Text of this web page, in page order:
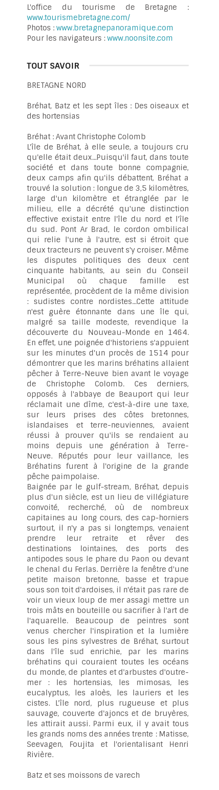
L'office du tourisme de Bretagne :
www.tourismebretagne.com/
Photos : www.bretagnepanoramique.com
Pour les navigateurs : www.noonsite.com
TOUT SAVOIR
BRETAGNE NORD
Bréhat, Batz et les sept îles : Des oiseaux et
des hortensias
Bréhat : Avant Christophe Colomb
L'île de Bréhat, à elle seule, a toujours cru
qu'elle était deux...Puisqu'il faut, dans toute
société et dans toute bonne compagnie,
deux camps afin qu'ils débattent, Bréhat a
trouvé la solution : longue de 3,5 kilomètres,
large d'un kilomètre et étranglée par le
milieu, elle a décrété qu'une distinction
effective existait entre l'île du nord et l'île
du sud. Pont Ar Brad, le cordon ombilical
qui relie l'une à l'autre, est si étroit que
deux tracteurs ne peuvent s'y croiser. Même
les disputes politiques des deux cent
cinquante habitants, au sein du Conseil
Municipal où chaque famille est
représentée, procèdent de la même division
: sudistes contre nordistes...Cette attitude
n'est guère étonnante dans une île qui,
malgré sa taille modeste, revendique la
découverte du Nouveau-Monde en 1464.
En effet, une poignée d'historiens s'appuient
sur les minutes d'un procès de 1514 pour
démontrer que les marins bréhatins allaient
pêcher à Terre-Neuve bien avant le voyage
de Christophe Colomb. Ces derniers,
opposés à l'abbaye de Beauport qui leur
réclamait une dîme, c'est-à-dire une taxe,
sur leurs prises des côtes bretonnes,
islandaises et terre-neuviennes, avaient
réussi à prouver qu'ils se rendaient au
moins depuis une génération à Terre-
Neuve. Réputés pour leur vaillance, les
Bréhatins furent à l'origine de la grande
pêche paimpolaise.
Baignée par le gulf-stream, Bréhat, depuis
plus d'un siècle, est un lieu de villégiature
convoité, recherché, où de nombreux
capitaines au long cours, des cap-horniers
surtout, il n'y a pas si longtemps, venaient
prendre leur retraite et rêver des
destinations lointaines, des ports des
antipodes sous le phare du Paon ou devant
le chenal du Ferlas. Derrière la fenêtre d'une
petite maison bretonne, basse et trapue
sous son toit d'ardoises, il n'était pas rare de
voir un vieux loup de mer assagi mettre un
trois mâts en bouteille ou sacrifier à l'art de
l'aquarelle. Beaucoup de peintres sont
venus chercher l'inspiration et la lumière
sous les pins sylvestres de Bréhat, surtout
dans l'île sud enrichie, par les marins
bréhatins qui couraient toutes les océans
du monde, de plantes et d'arbustes d'outre-
mer : les hortensias, les mimosas, les
eucalyptus, les aloès, les lauriers et les
cistes. L'île nord, plus rugueuse et plus
sauvage, couverte d'ajoncs et de bruyères,
les attirait aussi. Parmi eux, il y avait tous
les grands noms des années trente : Matisse,
Seevagen, Foujita et l'orientalisant Henri
Rivière.
Batz et ses moissons de varech